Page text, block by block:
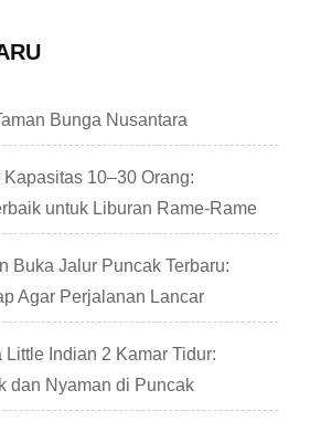
Bunga Nusantara
10–30 Orang:
untuk Liburan Rame-Rame
Buka Jalur Puncak Terbaru:
Agar Perjalanan Lancar
Indian 2 Kamar Tidur:
dan Nyaman di Puncak